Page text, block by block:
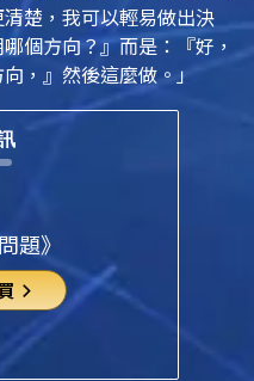
楚，我可以輕易做出決
個方向？』而是：『好，
，』然後這麼做。」
題》